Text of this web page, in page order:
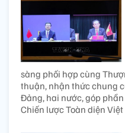
sàng phối hợp cùng
thuận, nhận thức chung
Đảng, hai nước, góp
Chiến lược Toàn diện